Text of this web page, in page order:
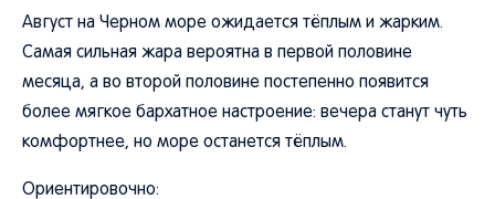
Август на Черном море ожидается тёплым и жарким.
Самая сильная жара вероятна в первой половине
месяца, а во второй половине постепенно появится
более мягкое бархатное настроение: вечера станут чуть
комфортнее, но море останется тёплым.
Ориентировочно: